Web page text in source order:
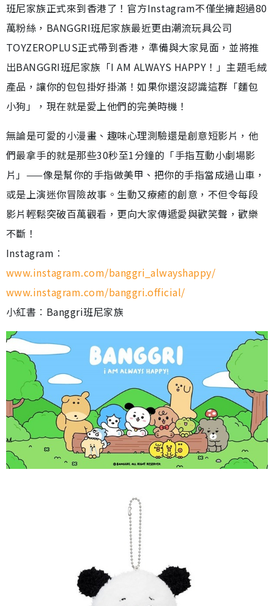
班尼家族正式來到香港了！官方Instagram不僅坐擁超過80
萬粉絲，BANGGRI班尼家族最近更由潮流玩具公司
TOYZEROPLUS正式帶到香港，準備與大家見面，並將推
出BANGGRI班尼家族「I AM ALWAYS HAPPY！」主題毛絨
產品，讓你的包包掛好掛滿！如果你還沒認識這群「麵包
小狗」，現在就是愛上他們的完美時機！
無論是可愛的小漫畫、趣味心理測驗還是創意短影片，他
們最拿手的就是那些30秒至1分鐘的「手指互動小劇場影
片」——像是幫你的手指做美甲、把你的手指當成過山車，
或是上演迷你冒險故事。生動又療癒的創意，不但令每段
影片輕鬆突破百萬觀看，更向大家傳遞愛與歡笑聲，歡樂
不斷！
Instagram︰
www.instagram.com/banggri_alwayshappy/
www.instagram.com/banggri.official/
小紅書︰Banggri班尼家族